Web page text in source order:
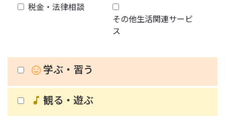
税金・法律相談
その他生活関連サービ
ス
insert_emoticon 学ぶ・習う
music_note 観る・遊ぶ